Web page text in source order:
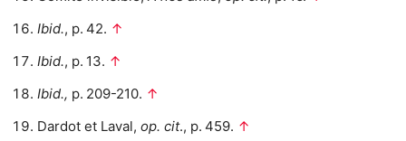
Ibid., p. 42. ↑
Ibid., p. 13. ↑
Ibid., p. 209-210. ↑
Dardot et Laval, op. cit., p. 459. ↑